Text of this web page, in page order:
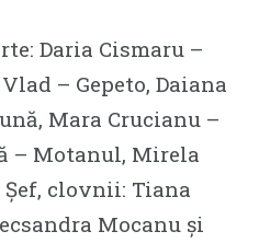
Daria Cismaru –
– Gepeto, Daiana
Mara Crucianu –
– Motanul, Mirela
clovnii: Tiana
Mocanu și